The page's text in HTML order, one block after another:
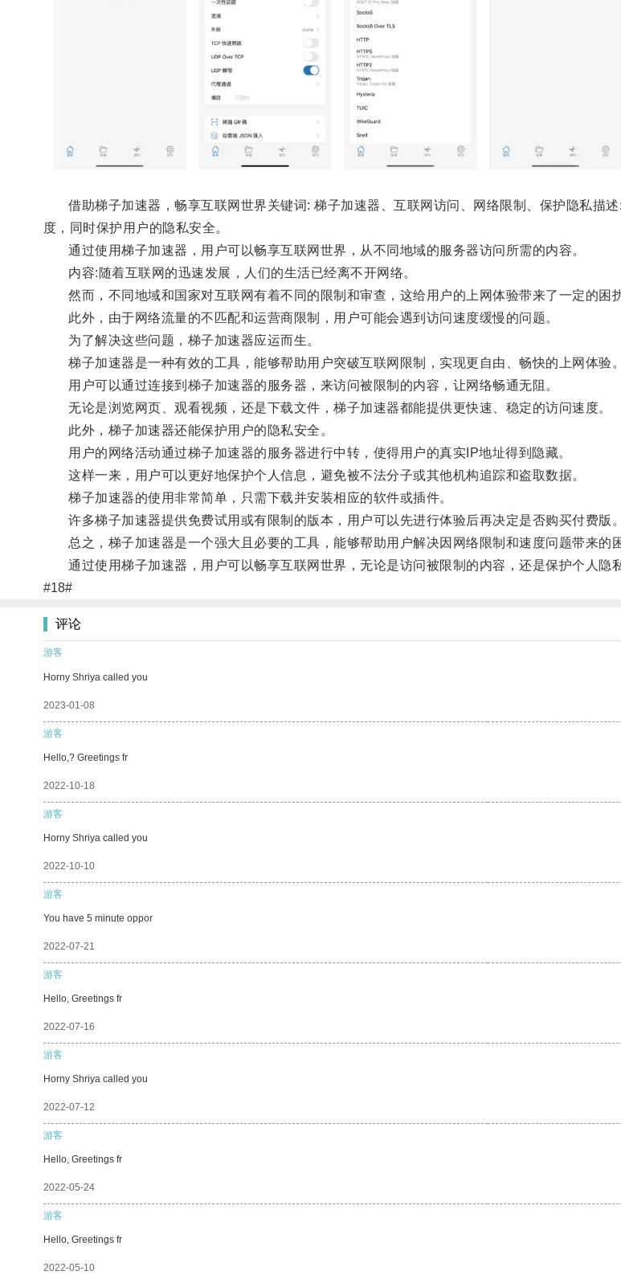
借助梯子加速器，畅享互联网世界关键词: 梯子加速器、互联网访问、网络限制、保护隐私描
度，同时保护用户的隐私安全。
通过使用梯子加速器，用户可以畅享互联网世界，从不同地域的服务器访问所需的内容。
内容:随着互联网的迅速发展，人们的生活已经离不开网络。
然而，不同地域和国家对互联网有着不同的限制和审查，这给用户的上网体验带来了一定的困扰
此外，由于网络流量的不匹配和运营商限制，用户可能会遇到访问速度缓慢的问题。
为了解决这些问题，梯子加速器应运而生。
梯子加速器是一种有效的工具，能够帮助用户突破互联网限制，实现更自由、畅快的上网体验。
用户可以通过连接到梯子加速器的服务器，来访问被限制的内容，让网络畅通无阻。
无论是浏览网页、观看视频，还是下载文件，梯子加速器都能提供更快速、稳定的访问速度。
此外，梯子加速器还能保护用户的隐私安全。
用户的网络活动通过梯子加速器的服务器进行中转，使得用户的真实IP地址得到隐藏。
这样一来，用户可以更好地保护个人信息，避免被不法分子或其他机构追踪和盗取数据。
梯子加速器的使用非常简单，只需下载并安装相应的软件或插件。
许多梯子加速器提供免费试用或有限制的版本，用户可以先进行体验后再决定是否购买付费版。
总之，梯子加速器是一个强大且必要的工具，能够帮助用户解决因网络限制和速度问题带来的困
通过使用梯子加速器，用户可以畅享互联网世界，无论是访问被限制的内容，还是保护个人隐
#18#
评论
游客
Horny Shriya called you
2023-01-08
游客
Hello,? Greetings fr
2022-10-18
游客
Horny Shriya called you
2022-10-10
游客
You have 5 minute oppor
2022-07-21
游客
Hello, Greetings fr
2022-07-16
游客
Horny Shriya called you
2022-07-12
游客
Hello, Greetings fr
2022-05-24
游客
Hello, Greetings fr
2022-05-10